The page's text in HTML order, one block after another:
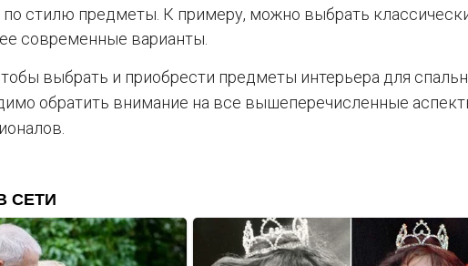
стилю предметы. К примеру, можно выбрать
современные варианты.
выбрать и приобрести предметы интерьера для
обратить внимание на все вышеперечисленные